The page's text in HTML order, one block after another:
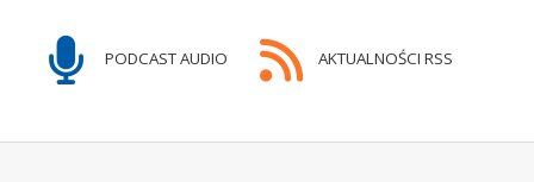
PODCAST AUDIO AKTUALNOŚCI RSS